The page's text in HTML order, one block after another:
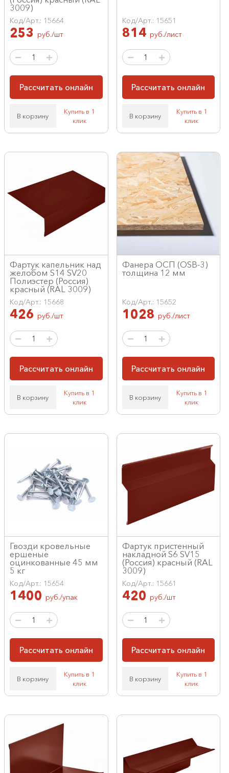
3009)
Код/Арт.: 15664
253 руб./шт
Рассчитать онлайн
В корзину
Купить в 1
клик
Код/Арт.: 15651
814 руб./лист
Рассчитать онлайн
В корзину
Купить в 1
клик
Фартук капельник над
желобом S14 SV20
Полиэстер (Россия)
красный (RAL 3009)
Код/Арт.: 15668
426 руб./шт
Рассчитать онлайн
В корзину
Купить в 1
клик
Фанера ОСП (OSB-3)
толщина 12 мм
Код/Арт.: 15652
1028 руб./лист
Рассчитать онлайн
В корзину
Купить в 1
клик
Гвозди кровельные
ершеные
оцинкованные 45 мм
5 кг
Код/Арт.: 15654
1400 руб./упак
Рассчитать онлайн
В корзину
Купить в 1
клик
Фартук пристенный
накладной S6 SV15
(Россия) красный (RAL
3009)
Код/Арт.: 15661
420 руб./шт
Рассчитать онлайн
В корзину
Купить в 1
клик